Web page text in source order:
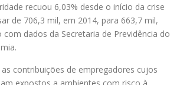
recuou 6,03% desde o início da crise
de 706,3 mil, em 2014, para 663,7 mil,
dados da Secretaria de Previdência do
contribuições de empregadores cujos